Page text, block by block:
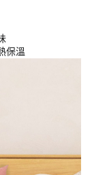
保溫